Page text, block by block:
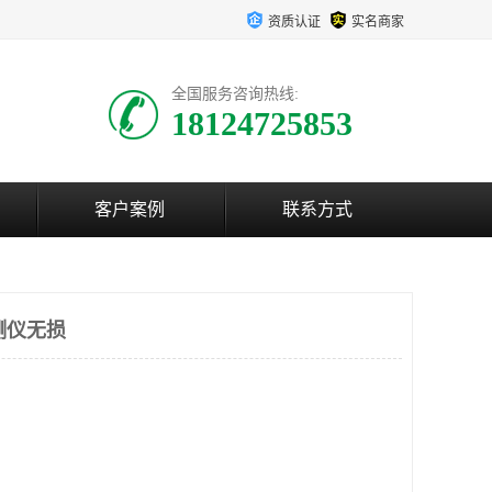
资质认证 实名商家
全国服务咨询热线:
18124725853
客户案例 联系方式
仪无损